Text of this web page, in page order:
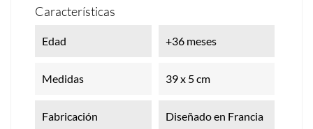
Características
Edad +36 meses
Medidas 39 x 5 cm
Fabricación
Diseñado en Francia